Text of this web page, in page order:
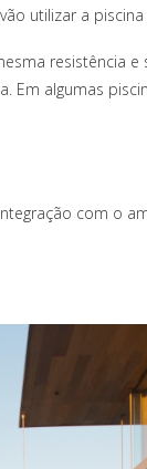
utilizar a
resistência e
algumas
com o